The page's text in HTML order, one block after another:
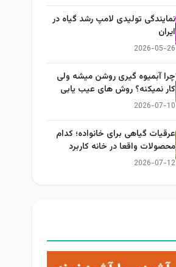
نمایندگی تولیدی لامپ رشد گیاه در
ایران
2026-05-26
چرا آبمیوه گیری روشن میشه ولی
کار نمیکنه؟ روش های عیب یابی
2026-07-10
عرقیات گیاهی برای خانواده؛ کدام
محصولات واقعا در خانه کاربرد
دارند؟
2026-07-12